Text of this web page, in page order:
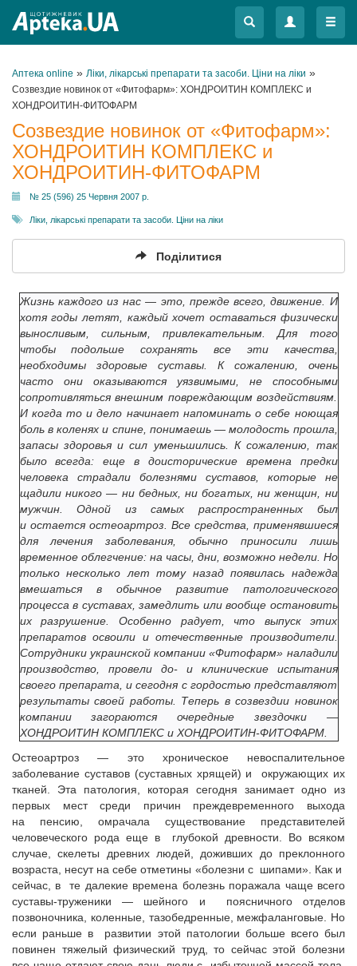
Меню
Меню
Аптека online » Ліки, лікарські препарати та засоби. Ціни на ліки »
Созвездие новинок от «Фитофарм»: ХОНДРОИТИН КОМПЛЕКС и
ХОНДРОИТИН-ФИТОФАРМ
Созвездие новинок от «Фитофарм»:
ХОНДРОИТИН КОМПЛЕКС и
ХОНДРОИТИН-ФИТОФАРМ
№ 25 (596) 25 Червня 2007 р.
Ліки, лікарські препарати та засоби. Ціни на ліки
Поділитися
Жизнь каждого из нас — это, прежде всего, движение. И
хотя годы летят, каждый хочет оставаться физически
выносливым, сильным, привлекательным. Для того
чтобы подольше сохранять все эти качества,
необходимы здоровые суставы. К сожалению, очень
часто они оказываются уязвимыми, не способными
сопротивляться внешним повреждающим воздействиям.
И когда то и дело начинает напоминать о себе ноющая
боль в коленях и спине, понимаешь — молодость прошла,
запасы здоровья и сил уменьшились. К сожалению, так
было всегда: еще в доисторические времена предки
человека страдали болезнями суставов, которые не
щадили никого — ни бедных, ни богатых, ни женщин, ни
мужчин. Одной из самых распространенных был
и остается остеоартроз. Все средства, применявшиеся
для лечения заболевания, обычно приносили лишь
временное облегчение: на часы, дни, возможно недели. Но
только несколько лет тому назад появилась надежда
вмешаться в обычное развитие патологического
процесса в суставах, замедлить или вообще остановить
их разрушение. Особенно радует, что выпуск этих
препаратов освоили и отечественные производители.
Сотрудники украинской компании «Фитофарм» наладили
производство, провели до- и клинические испытания
своего препарата, и сегодня с гордостью представляют
результаты своей работы. Теперь в созвездии новинок
компании загораются очередные звездочки —
ХОНДРОИТИН КОМПЛЕКС и ХОНДРОИТИН-ФИТОФАРМ.
Остеоартроз — это хроническое невоспалительное
заболевание суставов (суставных хрящей) и окружающих их
тканей. Эта патология, которая сегодня занимает одно из
первых мест среди причин преждевременного выхода
на пенсию, омрачала существование представителей
человеческого рода еще в глубокой древности. Во всяком
случае, скелеты древних людей, доживших до преклонного
возраста, несут на себе отметины «болезни с шипами». Как и
сейчас, в те далекие времена болезнь поражала чаще всего
суставы-труженики — шейного и поясничного отделов
позвоночника, коленные, тазобедренные, межфаланговые. Но
если раньше в развитии этой патологии больше всего был
повинен тяжелый физический труд, то сейчас этой болезни